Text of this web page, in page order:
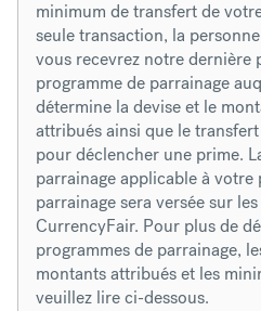
minimum de transfert de
seule transaction, la
vous recevrez notre dernière
programme de parrainage
détermine la devise et le
attribués ainsi que le
pour déclencher une prime.
parrainage applicable à votre
parrainage sera versée sur
CurrencyFair. Pour plus de
programmes de parrainage,
montants attribués et les
veuillez lire ci-dessous.